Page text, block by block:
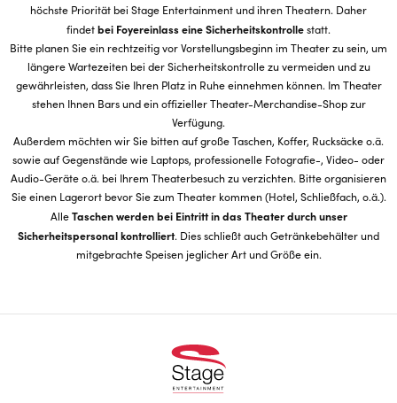
höchste Priorität bei Stage Entertainment und ihren Theatern. Daher
findetbei Foyereinlass eine Sicherheitskontrollestatt.
Bitte planen Sie ein rechtzeitig vor Vorstellungsbeginn im Theater zu sein, um
längere Wartezeiten bei der Sicherheitskontrolle zu vermeiden und zu
gewährleisten, dass Sie Ihren Platz in Ruhe einnehmen können. Im Theater
stehen Ihnen Bars und ein offizieller Theater-Merchandise-Shop zur
Verfügung.
Außerdem möchten wir Sie bitten auf große Taschen, Koffer, Rucksäcke o.ä.
sowie auf Gegenstände wie Laptops, professionelle Fotografie-, Video- oder
Audio-Geräte o.ä. bei Ihrem Theaterbesuch zu verzichten. Bitte organisieren
Sie einen Lagerort bevor Sie zum Theater kommen (Hotel, Schließfach, o.ä.).
AlleTaschen werden bei Eintritt in das Theater durch unser
Sicherheitspersonal kontrolliert. Dies schließt auch Getränkebehälter und
mitgebrachte Speisen jeglicher Art und Größe ein.